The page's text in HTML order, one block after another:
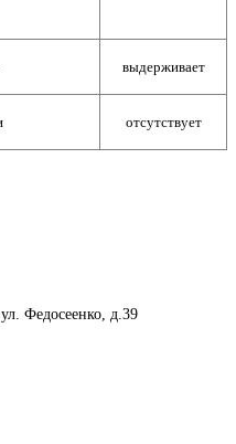
выдерживает
отсутствует
Федосеенко, д.39